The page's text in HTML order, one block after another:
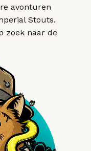
avonturen
Stouts.
zoek naar de